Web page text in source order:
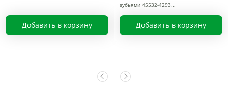
Добавить в корзину
зубьями 45532-4293
Добавить в корзину